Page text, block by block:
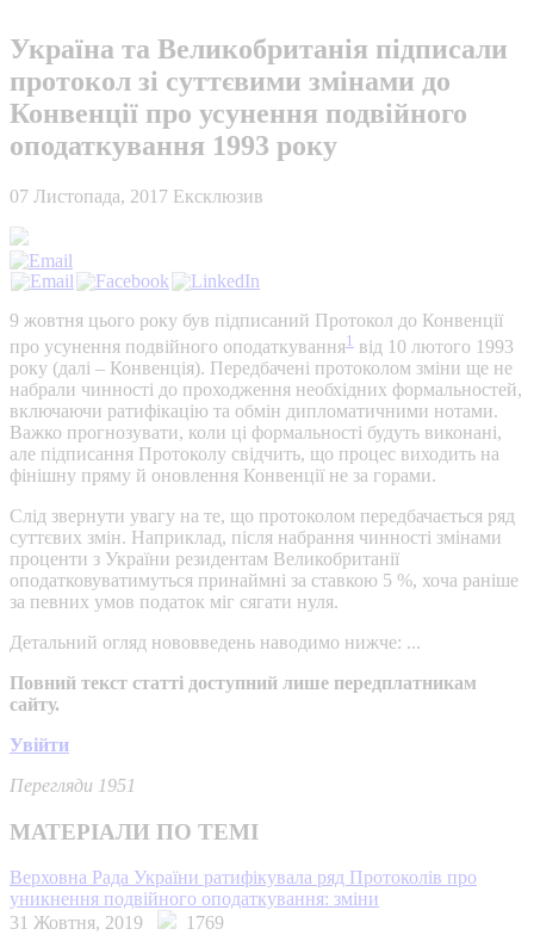
Україна та Великобританія підписали
протокол зі суттєвими змінами до
Конвенції про усунення подвійного
оподаткування 1993 року
07 Листопада, 2017 Ексклюзив
9 жовтня цього року був підписаний Протокол до Конвенції
про усунення подвійного оподаткування1 від 10 лютого 1993
року (далі – Конвенція). Передбачені протоколом зміни ще не
набрали чинності до проходження необхідних формальностей,
включаючи ратифікацію та обмін дипломатичними нотами.
Важко прогнозувати, коли ці формальності будуть виконані,
але підписання Протоколу свідчить, що процес виходить на
фінішну пряму й оновлення Конвенції не за горами.
Слід звернути увагу на те, що протоколом передбачається ряд
суттєвих змін. Наприклад, після набрання чинності змінами
проценти з України резидентам Великобританії
оподатковуватимуться принаймні за ставкою 5 %, хоча раніше
за певних умов податок міг сягати нуля.
Детальний огляд нововведень наводимо нижче: ...
Повний текст статті доступний лише передплатникам
сайту.
Увійти
Перегляди 1951
МАТЕРІАЛИ ПО ТЕМІ
Верховна Рада України ратифікувала ряд Протоколів про
уникнення подвійного оподаткування: зміни
31 Жовтня, 2019
1769